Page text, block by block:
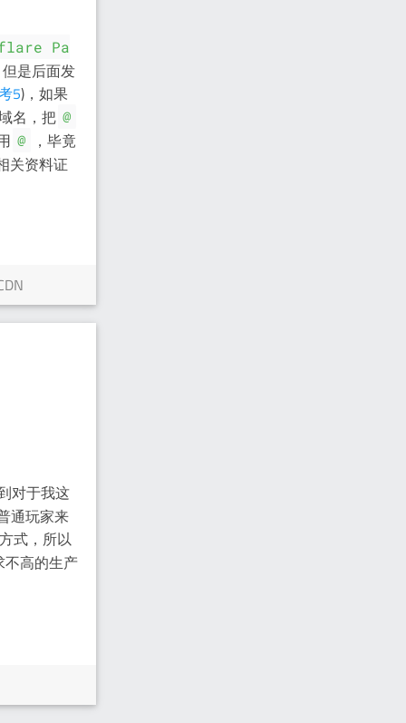
Pa
是后面发
5)，如果
名，把 @
@
，毕竟
关资料证
对于我这
通玩家来
式，所以
高的生产